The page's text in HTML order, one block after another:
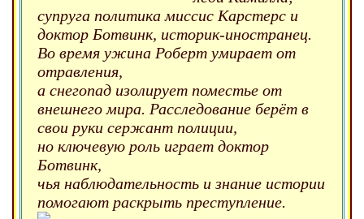
супруга политика миссис Карстерс и
доктор Ботвинк, историк-иностранец.
Во время ужина Роберт умирает от
отравления,
а снегопад изолирует поместье от
внешнего мира. Расследование берёт в
свои руки сержант полиции,
но ключевую роль играет доктор
Ботвинк,
чья наблюдательность и знание истории
помогают раскрыть преступление.